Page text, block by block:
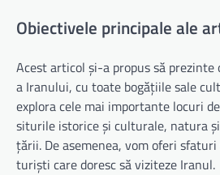
Obiectivele principale ale
Acest articol și-a propus să prezinte
a Iranului, cu toate bogățiile sale
explora cele mai importante locuri
siturile istorice și culturale, natura
țării. De asemenea, vom oferi
turiști care doresc să viziteze Iranul.